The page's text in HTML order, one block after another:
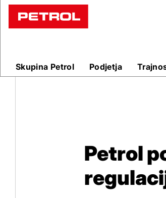
Novice
Skupina Petrol Podjetja
Petrol